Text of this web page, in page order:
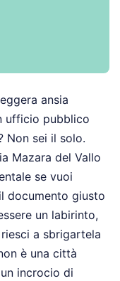
ansia
ufficio pubblico
Non sei il solo.
Mazara del Vallo
se vuoi
documento giusto
un labirinto,
a sbrigartela
è una città
incrocio di